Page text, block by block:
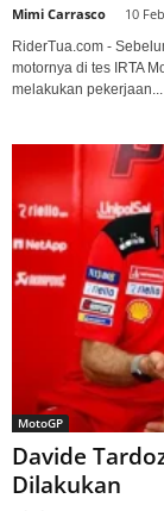
Mimi Carrasco 10
RiderTua.com -
motornya di tes IRTA
melakukan pekerjaan...
MotoGP
Davide
Dilakukan